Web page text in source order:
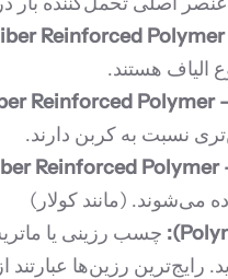
الیاف هستند.
نسبت به کربن دارند.
می‌شوند. (مانند کولار)
چسب رزینی یا
رزین‌ها عبارتند